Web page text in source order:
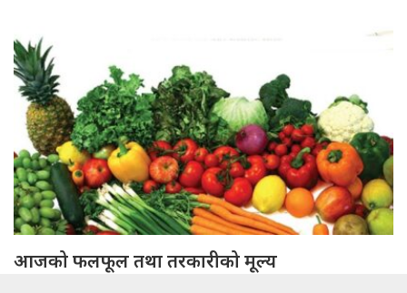
आजको फलफूल तथा तरकारीको मूल्य